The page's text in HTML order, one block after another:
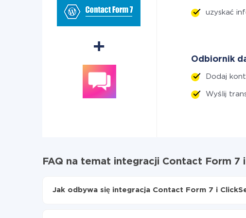
uzyskać
Odbiornik
Dodaj
Wyślij
FAQ na temat integracji Contact Form 7 i
Jak odbywa się integracja Contact Form 7 i